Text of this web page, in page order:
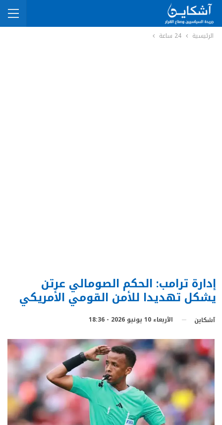
الرئيسية 24 ساعة
إدارة ترامب: الحكم الصومالي عرتن
يشكل تهديدا للأمن القومي الأمريكي
آشكاين الأربعاء 10 يونيو 2026 - 18:36